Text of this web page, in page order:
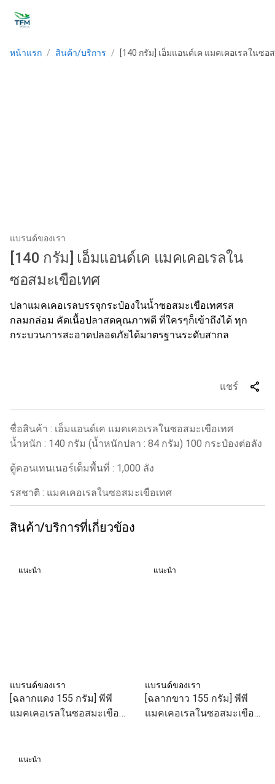
หน้าแรก / สินค้า/บริการ / [140 กรัม] เอ็มแอนด์เค แมคเคอเรลในซอ
แบรนด์ของเรา
[140 กรัม] เอ็มแอนด์เค แมคเคอเรลใน
ซอสมะเขือเทศ
ปลาแมคเคอเรลบรรจุกระป๋องในน้ำซอสมะเขือเทศรส
กลมกล่อม คัดเนื้อปลาสดคุณภาพดี ที่ใครๆก็เข้าถึงได้ ทุก
กระบวนการสะอาดปลอดภัยได้มาตรฐานระดับสากล
แชร์ share
ชื่อสินค้า : เอ็มแอนด์เค แมคเคอเรลในซอสมะเขือเทศ
น้ำหนัก : 140 กรัม (น้ำหนักปลา : 84 กรัม) 100 กระป๋องต่อลัง
ตู้คอนเทนเนอร์เต็มพื้นที่ : 1,000 ลัง
รสชาติ : แมคเคอเรลในซอสมะเขือเทศ
สินค้า/บริการที่เกี่ยวข้อง
แนะนำ
แบรนด์ของเรา
[ฉลากแดง 155 กรัม] พีพี
แมคเคอเรลในซอสมะเขือ
แนะนำ
แบรนด์ของเรา
[ฉลากขาว 155 กรัม] พีพี
แมคเคอเรลในซอสมะเขือ
แนะนำ